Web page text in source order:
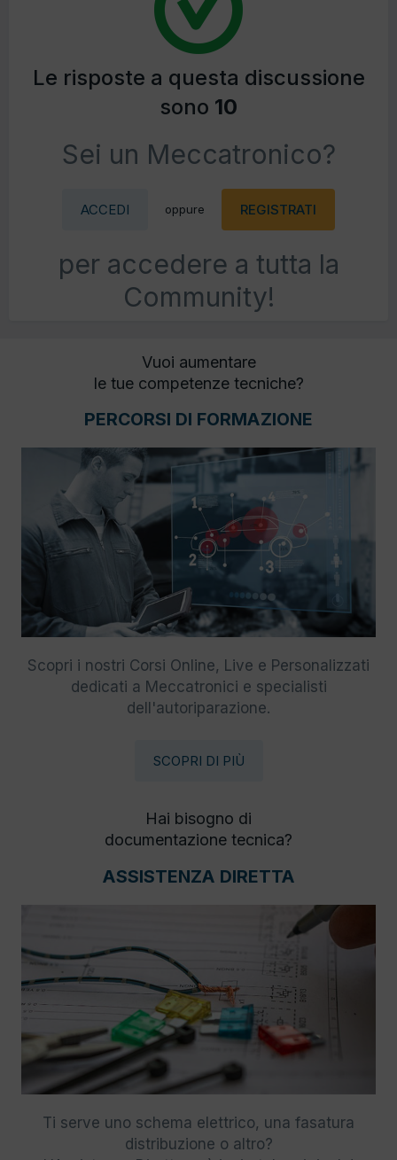
Le risposte a questa discussione
sono 10
Sei un Meccatronico?
ACCEDI oppure REGISTRATI
per accedere a tutta la
Community!
Vuoi aumentare
le tue competenze tecniche?
PERCORSI DI FORMAZIONE
Scopri i nostri Corsi Online, Live e Personalizzati
dedicati a Meccatronici e specialisti
dell'autoriparazione.
SCOPRI DI PIÙ
Hai bisogno di
documentazione tecnica?
ASSISTENZA DIRETTA
Ti serve uno schema elettrico, una fasatura
distribuzione o altro?